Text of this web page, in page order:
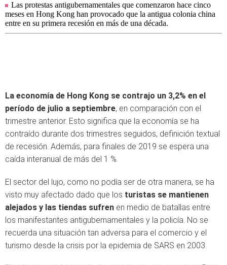
Las protestas antigubernamentales que comenzaron hace cinco
meses en Hong Kong han provocado que la antigua colonia china
entre en su primera recesión en más de una década.
La economía de Hong Kong se contrajo un 3,2% en el
período de julio a septiembre, en comparación con el
trimestre anterior. Esto significa que la economía se ha
contraído durante dos trimestres seguidos, definición textual
de recesión. Además, para finales de 2019 se espera una
caída interanual de más del 1 %.
El sector del lujo, como no podía ser de otra manera, se ha
visto muy afectado dado que los turistas se mantienen
alejados y las tiendas sufren en medio de batallas entre
los manifestantes antigubernamentales y la policía. No se
recuerda una situación tan adversa para el comercio y el
turismo desde la crisis por la epidemia de SARS en 2003.